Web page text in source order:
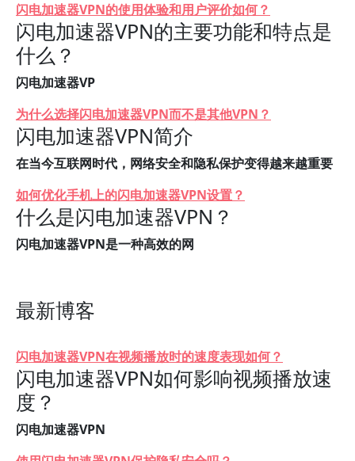
闪电加速器VPN的使用体验和用户评价如何？
闪电加速器VPN的主要功能和特点是
什么？
闪电加速器VP
为什么选择闪电加速器VPN而不是其他VPN？
闪电加速器VPN简介
在当今互联网时代，网络安全和隐私保护变得越来越重要
如何优化手机上的闪电加速器VPN设置？
什么是闪电加速器VPN？
闪电加速器VPN是一种高效的网
最新博客
闪电加速器VPN在视频播放时的速度表现如何？
闪电加速器VPN如何影响视频播放速
度？
闪电加速器VPN